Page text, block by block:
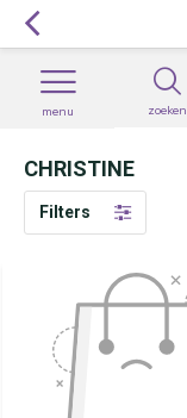
zoeken
menu
CHRISTINE
Filters